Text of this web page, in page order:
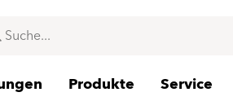
Produkte Service